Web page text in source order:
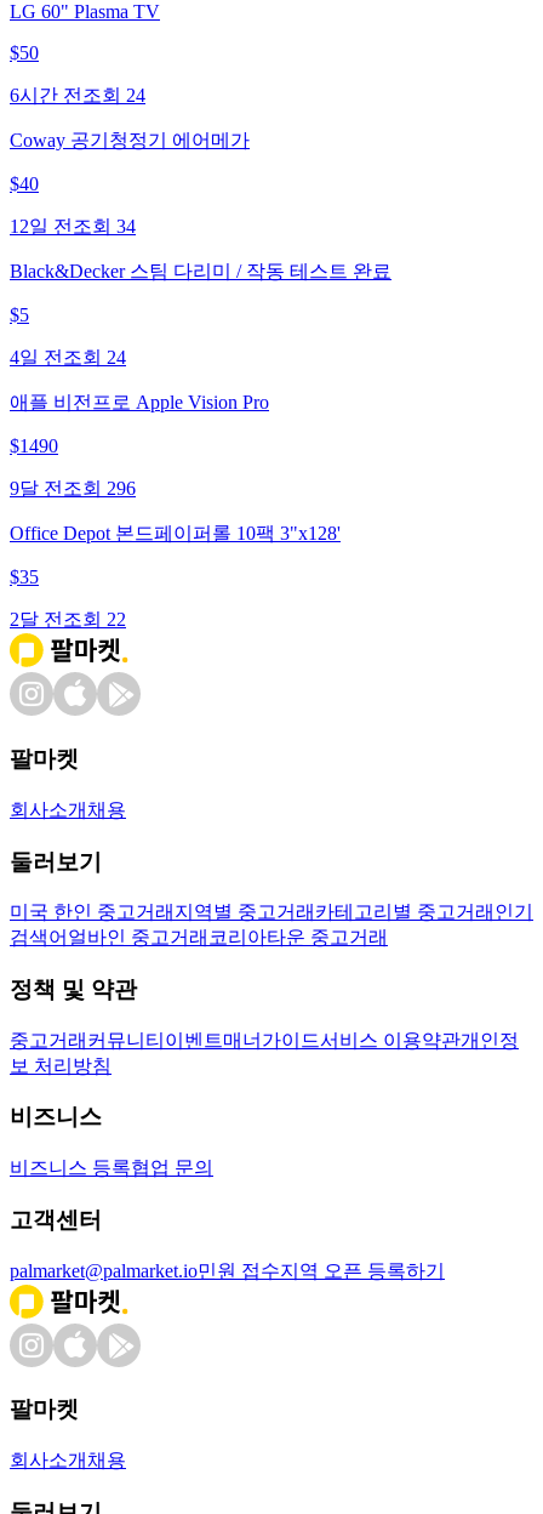
LG 60" Plasma TV
$50
6시간 전 조회 24
Coway 공기청정기 에어메가
$40
12일 전 조회 34
Black&Decker 스팀 다리미 / 작동 테스트 완료
$5
4일 전 조회 24
애플 비전프로 Apple Vision Pro
$1490
9달 전 조회 296
Office Depot 본드페이퍼롤 10팩 3"x128'
$35
2달 전 조회 22
팔마켓
회사소개 채용
둘러보기
미국 한인 중고거래 지역별 중고거래 카테고리별 중고거래 인기
검색어 얼바인 중고거래 코리아타운 중고거래
정책 및 약관
중고거래 커뮤니티 이벤트매너가이드서비스 이용약관개인정
보 처리방침
비즈니스
비즈니스 등록협업 문의
고객센터
palmarket@palmarket.io민원 접수지역 오픈 등록하기
팔마켓
회사소개 채용